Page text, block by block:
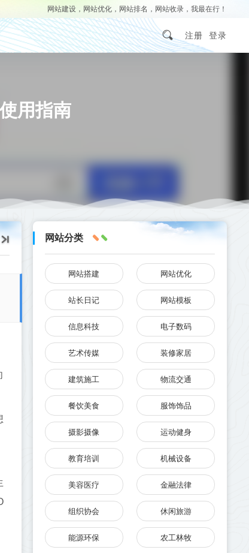
网站建设，网站优化，网站排名，网站收录，我最在行！
注册 登录
用指南
网站分类
网站搭建 网站优化
站长日记 网站模板
信息科技 电子数码
艺术传媒 装修家居
建筑施工 物流交通
餐饮美食 服饰饰品
摄影摄像 运动健身
教育培训 机械设备
美容医疗 金融法律
组织协会 休闲旅游
能源环保 农工林牧